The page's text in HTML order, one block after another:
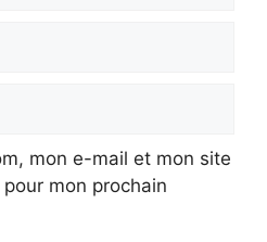
mon e-mail et mon site
mon prochain